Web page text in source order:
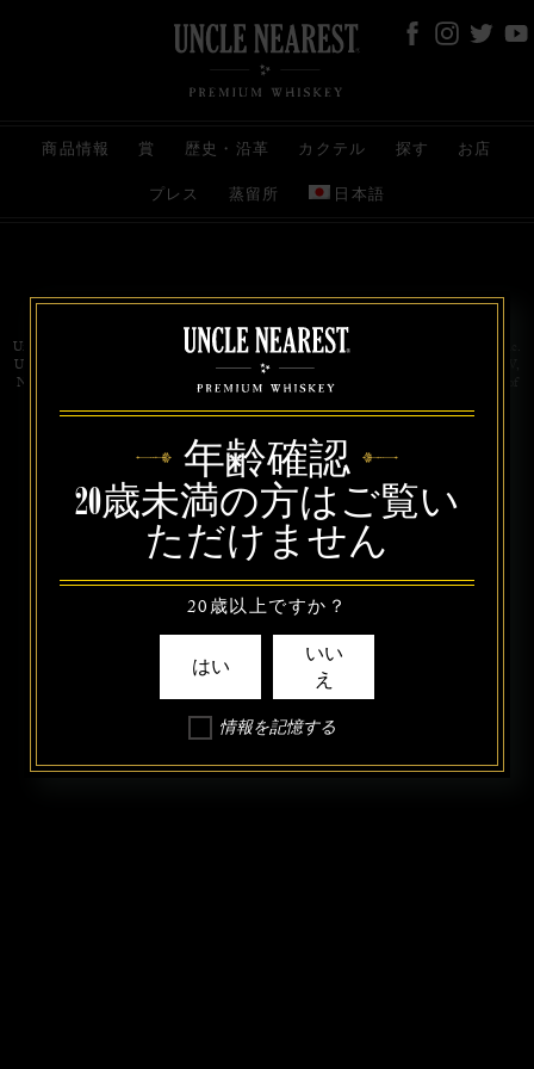
商品情報 賞 歴史・沿革 カクテル 探す お店
プレス 蒸留所 日本語
お問い合わせ 代理店 規約と条件
プライバシー
Uncle Nearest Premium Whiskey is wholly and independently owned by Uncle Nearest, Inc.
UNCLE NEAREST, THE BEST WHISKEY MAKER THE WORLD NEVER KNEW,
NATHAN GREEN, NEAREST GREEN, and DRINK HONORABLY are trademarks of
年齢確認
20歳未満の方はご覧い
ただけません
20歳以上ですか？
はい
いい
え
情報を記憶する